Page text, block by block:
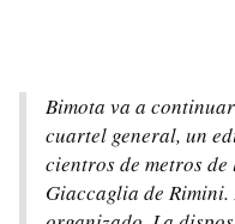
Bimota va a
cuartel general, un
cientros de metros
Giaccaglia de